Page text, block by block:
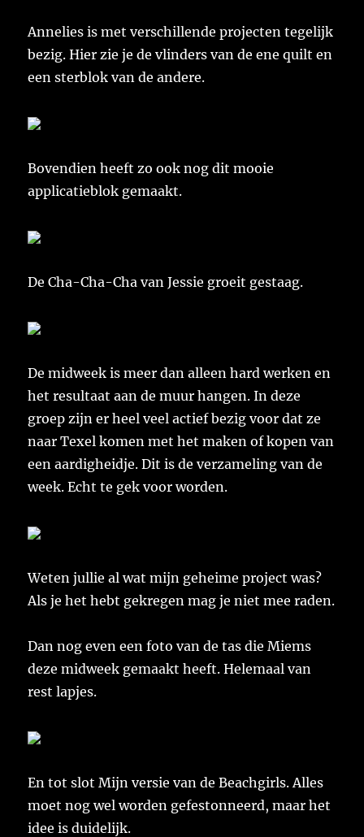
Annelies is met verschillende projecten tegelijk
bezig. Hier zie je de vlinders van de ene quilt en
een sterblok van de andere.
Bovendien heeft zo ook nog dit mooie
applicatieblok gemaakt.
De Cha-Cha-Cha van Jessie groeit gestaag.
De midweek is meer dan alleen hard werken en
het resultaat aan de muur hangen. In deze
groep zijn er heel veel actief bezig voor dat ze
naar Texel komen met het maken of kopen van
een aardigheidje. Dit is de verzameling van de
week. Echt te gek voor worden.
Weten jullie al wat mijn geheime project was?
Als je het hebt gekregen mag je niet mee raden.
Dan nog even een foto van de tas die Miems
deze midweek gemaakt heeft. Helemaal van
rest lapjes.
En tot slot Mijn versie van de Beachgirls. Alles
moet nog wel worden gefestonneerd, maar het
idee is duidelijk.